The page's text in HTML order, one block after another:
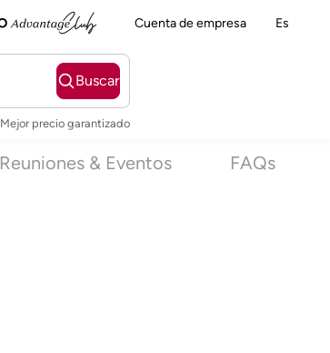
Cuenta de empresa Es
Buscar
Mejor precio garantizado
Reuniones & Eventos FAQs